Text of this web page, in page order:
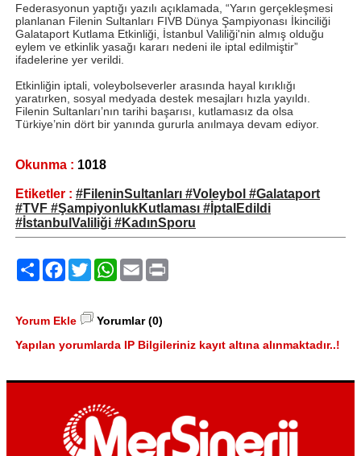
Federasyonun yaptığı yazılı açıklamada, “Yarın gerçekleşmesi
planlanan Filenin Sultanları FIVB Dünya Şampiyonası İkinciliği
Galataport Kutlama Etkinliği, İstanbul Valiliği'nin almış olduğu
eylem ve etkinlik yasağı kararı nedeni ile iptal edilmiştir”
ifadelerine yer verildi.
Etkinliğin iptali, voleybolseverler arasında hayal kırıklığı
yaratırken, sosyal medyada destek mesajları hızla yayıldı.
Filenin Sultanları’nın tarihi başarısı, kutlamasız da olsa
Türkiye’nin dört bir yanında gururla anılmaya devam ediyor.
Okunma : 1018
Etiketler : #FileninSultanları #Voleybol #Galataport
#TVF #ŞampiyonlukKutlaması #İptalEdildi
#İstanbulValiliği #KadınSporu
PaylaşFacebook
TwitterWhatsApp
Email
Yorum Ekle
Yorumlar (0)
Yapılan yorumlarda IP Bilgileriniz kayıt altına alınmaktadır..!